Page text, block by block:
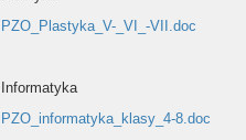
PZO_Plastyka_V-_VI_-VII.doc
Informatyka
PZO_informatyka_klasy_4-8.doc